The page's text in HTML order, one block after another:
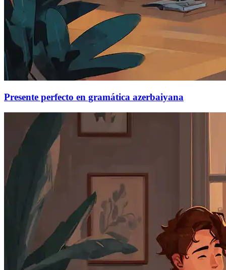
Presente perfecto en gramática azerbaiyana